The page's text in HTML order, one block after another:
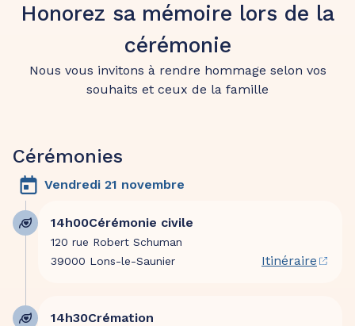
Honorez sa mémoire lors de la
cérémonie
Nous vous invitons à rendre hommage selon vos
souhaits et ceux de la famille
Cérémonies
Vendredi 21 novembre
14h00Cérémonie civile
120 rue Robert Schuman
39000 Lons-le-Saunier
Itinéraire
14h30Crémation